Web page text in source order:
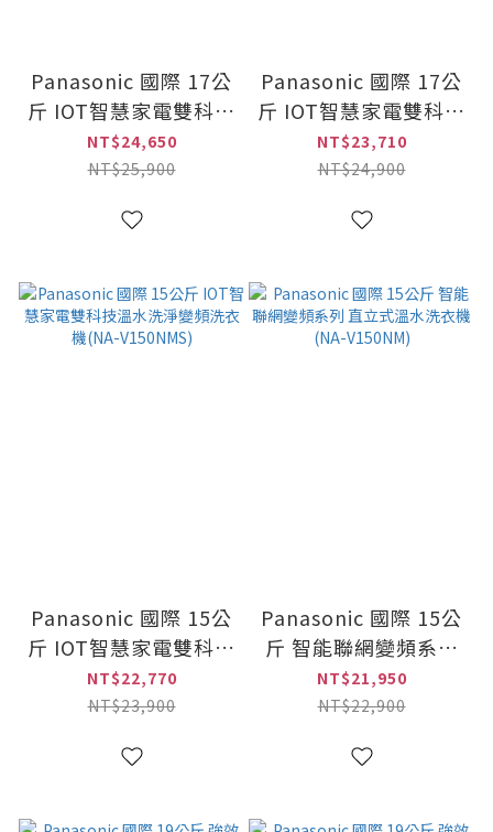
Panasonic 國際 17公
斤 IOT智慧家電雙科技
溫水洗淨變頻洗衣機
(NA-V170NMS)
NT$24,650
NT$25,900
Panasonic 國際 17公
斤 IOT智慧家電雙科技
溫水洗淨變頻洗衣機
(NA-V170NM)
NT$23,710
NT$24,900
Panasonic 國際 15公
斤 IOT智慧家電雙科技
溫水洗淨變頻洗衣機
(NA-V150NMS)
NT$22,770
NT$23,900
Panasonic 國際 15公
斤 智能聯網變頻系列
直立式溫水洗衣機
(NA-V150NM)
NT$21,950
NT$22,900